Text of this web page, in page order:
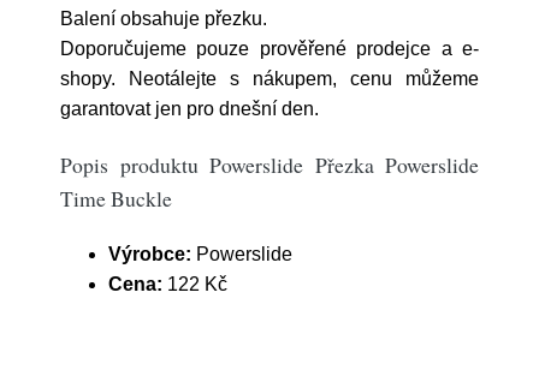
Balení obsahuje přezku.
Doporučujeme pouze prověřené prodejce a e-
shopy. Neotálejte s nákupem, cenu můžeme
garantovat jen pro dnešní den.
Popis produktu Powerslide Přezka Powerslide
Time Buckle
Výrobce: Powerslide
Cena: 122 Kč